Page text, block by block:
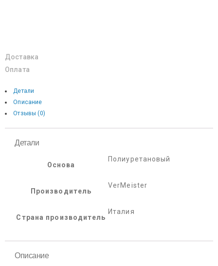
Доставка
Оплата
Детали
Описание
Отзывы (0)
Детали
Основа
Полиуретановый
Производитель
VerMeister
Страна производитель
Италия
Описание